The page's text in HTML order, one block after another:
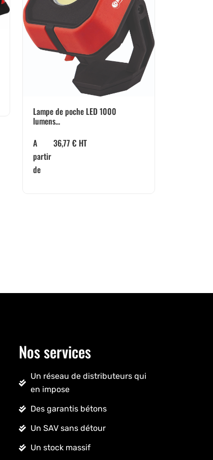
Lampe de poche LED 1000
lumens...
A
partir
de
36,77 € HT
Nos services
Un réseau de distributeurs qui
en impose
Des garantis bétons
Un SAV sans détour
Un stock massif